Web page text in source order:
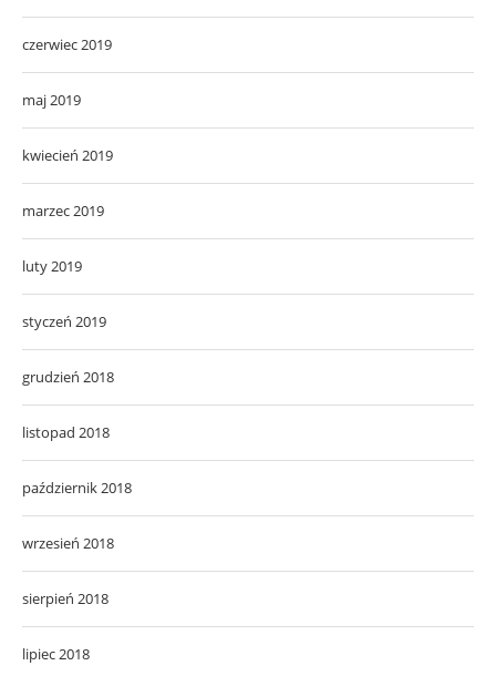
czerwiec 2019
maj 2019
kwiecień 2019
marzec 2019
luty 2019
styczeń 2019
grudzień 2018
listopad 2018
październik 2018
wrzesień 2018
sierpień 2018
lipiec 2018